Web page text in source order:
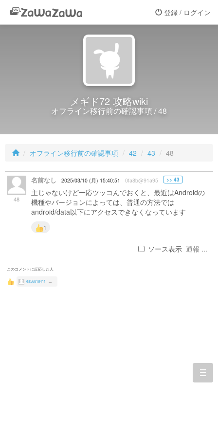
登録 / ログイン
メギド72 攻略wiki
オフライン移行前の確認事項 / 48
オフライン移行前の確認事項 42 43 48
48
名前なし 2025/03/10 (月) 15:40:51 0fa8b@91a95 >> 43
主じゃないけど一応ツッコんでおくと、最近はAndroidの
機種やバージョンによっては、普通の方法では
android/data以下にアクセスできなくなっています
1
ソース表示 通報 ...
このコメントに反応した人
ea5681841f